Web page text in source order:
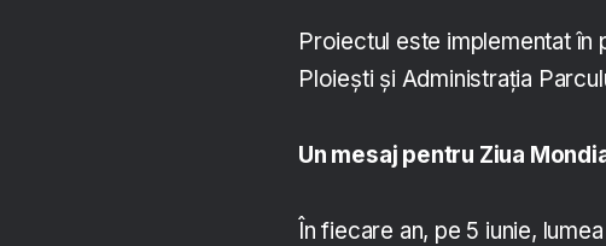
Proiectul este implementat în
Ploiești și Administrația
Un mesaj pentru Ziua
În fiecare an, pe 5 iunie,